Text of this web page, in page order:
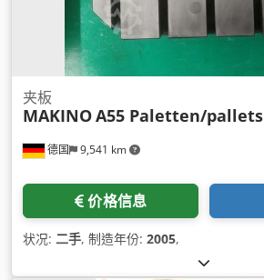
德国 9,541 km
夹板
MAKINOA55 Paletten/pallets
价格信息
状况: 二手, 制造年份: 2005,